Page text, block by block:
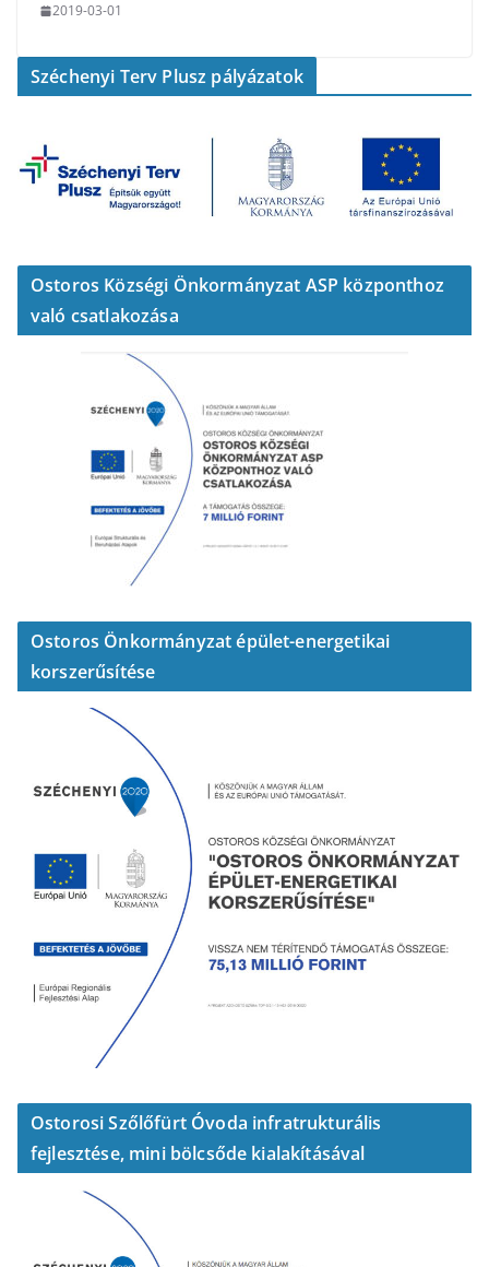
2019-03-01
Széchenyi Terv Plusz pályázatok
Ostoros Községi Önkormányzat ASP központhoz
való csatlakozása
Ostoros Önkormányzat épület-energetikai
korszerűsítése
Ostorosi Szőlőfürt Óvoda infratrukturális
fejlesztése, mini bölcsőde kialakításával